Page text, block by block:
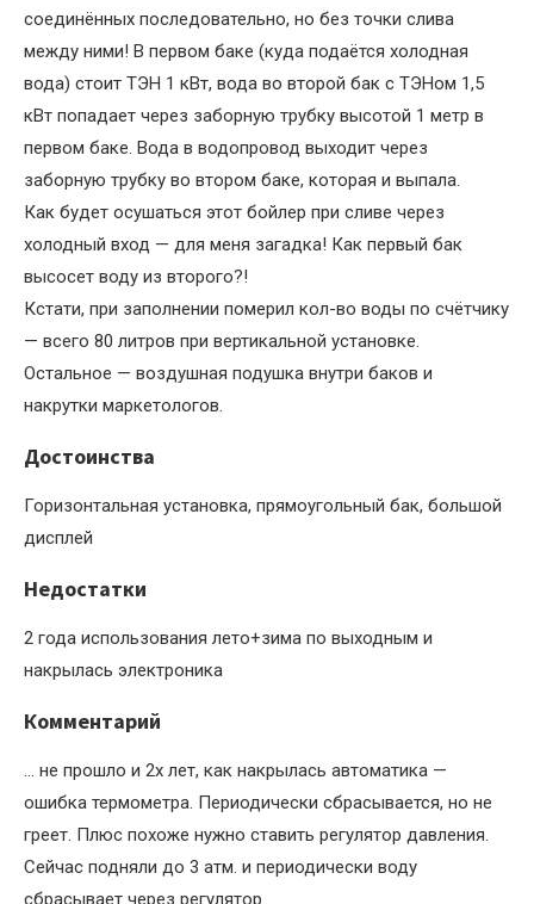
соединённых последовательно, но без точки слива
между ними! В первом баке (куда подаётся холодная
вода) стоит ТЭН 1 кВт, вода во второй бак с ТЭНом 1,5
кВт попадает через заборную трубку высотой 1 метр в
первом баке. Вода в водопровод выходит через
заборную трубку во втором баке, которая и выпала.
Как будет осушаться этот бойлер при сливе через
холодный вход — для меня загадка! Как первый бак
высосет воду из второго?!
Кстати, при заполнении померил кол-во воды по счётчику
— всего 80 литров при вертикальной установке.
Остальное — воздушная подушка внутри баков и
накрутки маркетологов.
Достоинства
Горизонтальная установка, прямоугольный бак, большой
дисплей
Недостатки
2 года использования лето+зима по выходным и
накрылась электроника
Комментарий
… не прошло и 2х лет, как накрылась автоматика —
ошибка термометра. Периодически сбрасывается, но не
греет. Плюс похоже нужно ставить регулятор давления.
Сейчас подняли до 3 атм. и периодически воду
сбрасывает через регулятор.